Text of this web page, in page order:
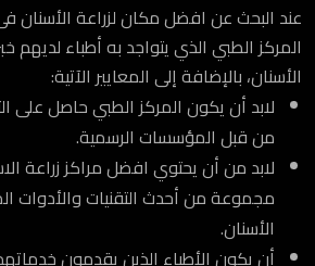
عند البحث عن افضل مكان لزراعة الأسنان
المركز الطبي الذي يتواجد به أطباء لديهم
الأسنان، بالإضافة إلى المعايير الآتية:
لابد أن يكون المركز الطبي حاصل على
من قبل المؤسسات الرسمية.
لابد من أن يحتوي افضل مراكز زراعة
مجموعة من أحدث التقنيات والأدوات
الأسنان.
أن يكون الأطباء الذين يقدمون